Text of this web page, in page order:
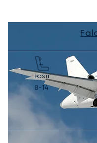
POSTI
8-14